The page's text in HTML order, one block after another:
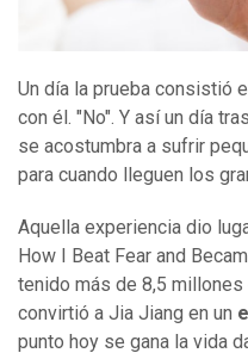
Un día la prueba consistió
con él. "No". Y así un día
se acostumbra a sufrir
para cuando lleguen los
Aquella experiencia dio
How I Beat Fear and
tenido más de 8,5
convirtió a Jia Jiang en un
punto hoy se gana la vida